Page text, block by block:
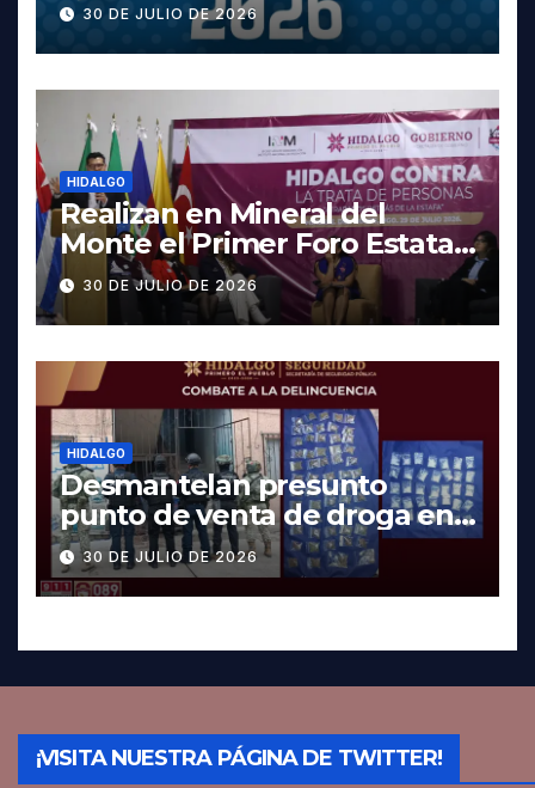
fechas y los precios
30 DE JULIO DE 2026
HIDALGO
Realizan en Mineral del
Monte el Primer Foro Estatal
contra la Trata de Personas
30 DE JULIO DE 2026
HIDALGO
Desmantelan presunto
punto de venta de droga en
Pachuca; hay dos detenidos
30 DE JULIO DE 2026
¡VISITA NUESTRA PÁGINA DE TWITTER!